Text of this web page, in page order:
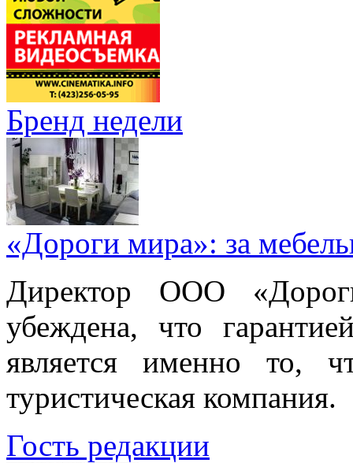
Бренд недели
«Дороги мира»: за
Директор ООО
убеждена, что
является именно то,
туристическая компания.
Гость редакции